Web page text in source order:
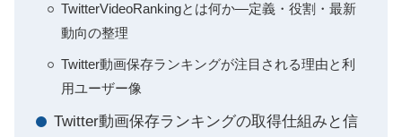
TwitterVideoRankingとは何か―定義・役割・最新
動向の整理
Twitter動画保存ランキングが注目される理由と利
用ユーザー像
Twitter動画保存ランキングの取得仕組みと信